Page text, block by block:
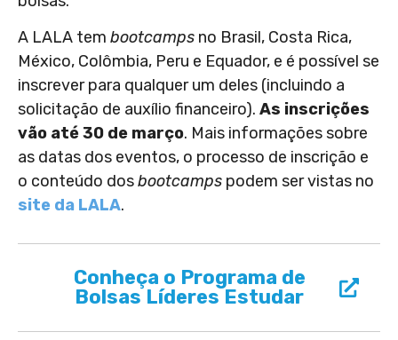
A LALA tem bootcamps no Brasil, Costa Rica,
México, Colômbia, Peru e Equador, e é possível se
inscrever para qualquer um deles (incluindo a
solicitação de auxílio financeiro). As inscrições
vão até 30 de março. Mais informações sobre
as datas dos eventos, o processo de inscrição e
o conteúdo dosbootcamps podem ser vistas no
site da LALA.
Conheça o Programa de
Bolsas Líderes Estudar